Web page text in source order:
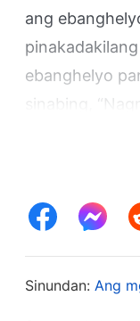
ang
ebanghelyo
sinabing,
ako ng mga
Sinundan: Ang